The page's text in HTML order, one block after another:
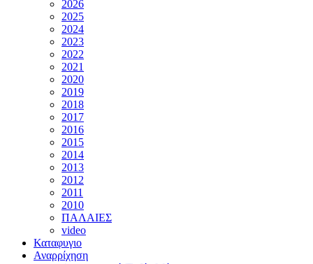
2026
2025
2024
2023
2022
2021
2020
2019
2018
2017
2016
2015
2014
2013
2012
2011
2010
ΠΑΛΑΙΕΣ
video
Καταφυγιο
Αναρρίχηση